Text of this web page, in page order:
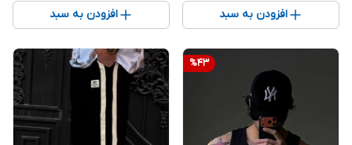
افزودن به سبد افزودن به سبد
%43